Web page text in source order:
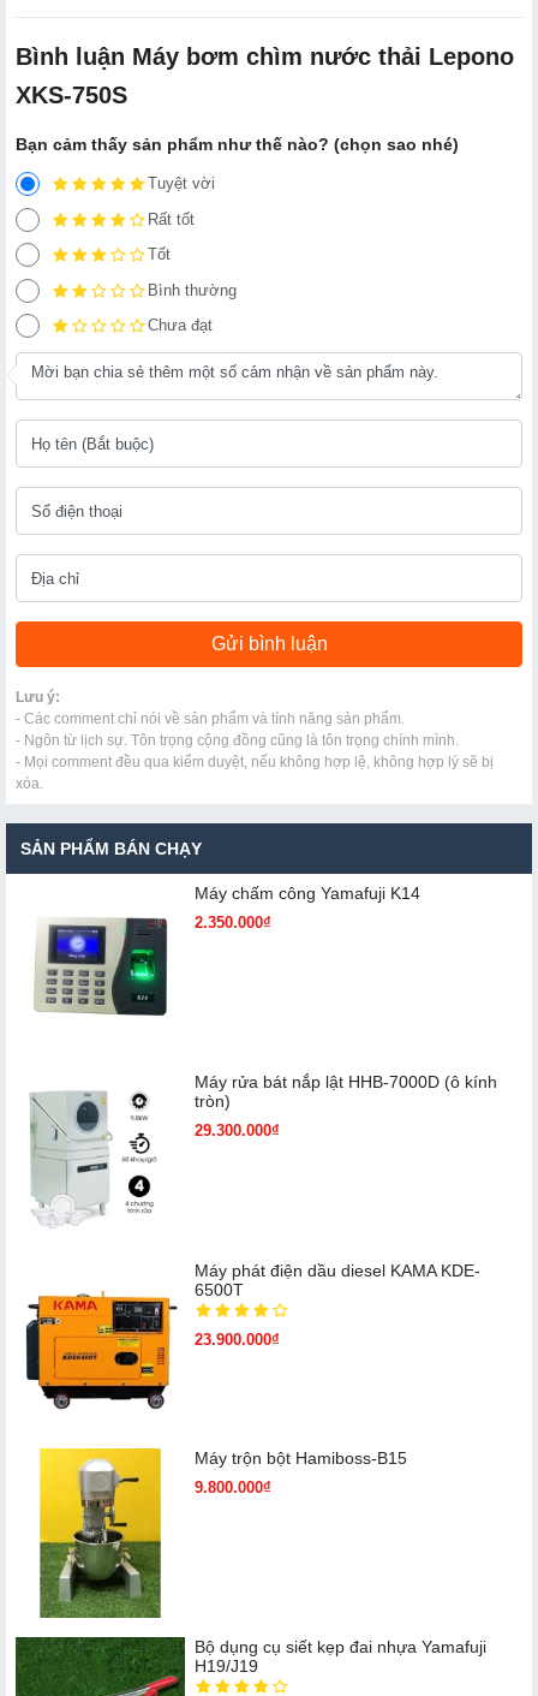
Bình luận Máy bơm chìm nước thải Lepono
XKS-750S
Bạn cảm thấy sản phẩm như thế nào? (chọn sao nhé)
Tuyệt vời
Rất tốt
Tốt
Bình thường
Chưa đạt
Lưu ý:
- Các comment chỉ nói về sản phẩm và tính năng sản phẩm.
- Ngôn từ lịch sự. Tôn trọng cộng đồng cũng là tôn trọng chính mình.
- Mọi comment đều qua kiểm duyệt, nếu không hợp lệ, không hợp lý sẽ bị
xóa.
SẢN PHẨM BÁN CHẠY
Máy chấm cô​ng Yamafuji K14
2.350.000₫
Máy rửa bát nắp lật HHB-7000D (ô kính
tròn)
29.300.000₫
Máy phát điện dầu diesel KAMA KDE-
6500T
23.900.000₫
Máy trộn bột Hamiboss-B15
9.800.000₫
Bộ dụng cụ siết kẹp đai nhựa Yamafuji
H19/J19